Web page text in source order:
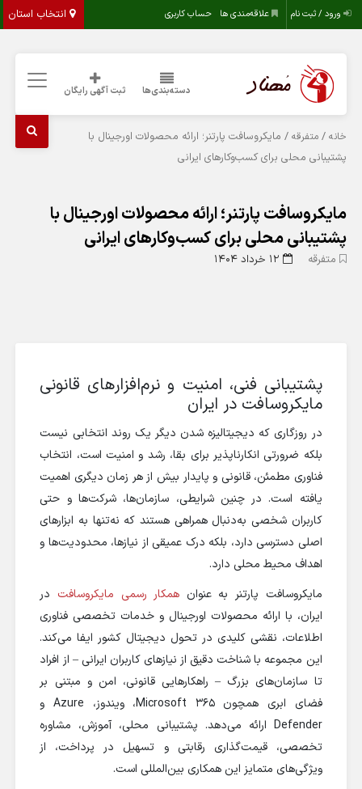
انتخاب استان ورود / ثبت نام علاقه‌مندی ها حساب کاربری
دسته‌بندی‌ها ثبت آگهی رایگان
خانه /متفرقه / مایکروسافت پارتنر؛ ارائه محصولات اورجینال با
پشتیبانی محلی برای کسب‌وکارهای ایرانی
مایکروسافت پارتنر؛ ارائه محصولات اورجینال با
پشتیبانی محلی برای کسب‌وکارهای ایرانی
متفرقه
پشتیبانی فنی، امنیت و نرم‌افزارهای قانونی
مایکروسافت در ایران
در روزگاری که دیجیتالیزه‌ شدن دیگر یک روند انتخابی نیست
بلکه ضرورتی انکارناپذیر برای بقا، رشد و امنیت است، انتخاب
فناوری مطمئن، قانونی و پایدار بیش از هر زمان دیگری اهمیت
یافته است. در چنین شرایطی، سازمان‌ها، شرکت‌ها و حتی
کاربران شخصی به‌دنبال همراهی هستند که نه‌تنها به ابزارهای
اصلی دسترسی دارد، بلکه درک عمیقی از نیازها، محدودیت‌ها و
اهداف محیط محلی دارد.
مایکروسافت پارتنر به عنوان همکار رسمی مایکروسافت در
ایران، با ارائه محصولات اورجینال و خدمات تخصصی فناوری
اطلاعات، نقشی کلیدی در تحول دیجیتال کشور ایفا می‌کند.
این مجموعه با شناخت دقیق از نیازهای کاربران ایرانی – از افراد
تا سازمان‌های بزرگ – راهکارهایی قانونی، امن و مبتنی بر
فضای ابری همچون Microsoft 365، ویندوز، Azure و
Defender ارائه می‌دهد. پشتیبانی محلی، آموزش، مشاوره
تخصصی، قیمت‌گذاری رقابتی و تسهیل در پرداخت، از
ویژگی‌های متمایز این همکاری بین‌المللی است.